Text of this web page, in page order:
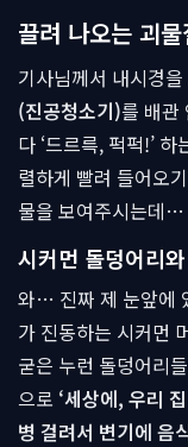
끌려 나오는 괴
기사님께서 내시경
(진공청소기)를 배관
다 ‘드르륵, 퍽퍽!’
렬하게 빨려 들어오
물을 보여주시는데…
시커먼 돌덩어리
와… 진짜 제 눈앞에
가 진동하는 시커먼
굳은 누런 돌덩어리
으로 ‘세상에, 우리
병 걸려서 변기에 음